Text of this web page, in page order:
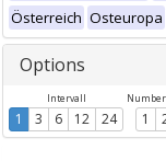
Österreich Osteuropa
Options
Intervall
1 3 6 12 24 1